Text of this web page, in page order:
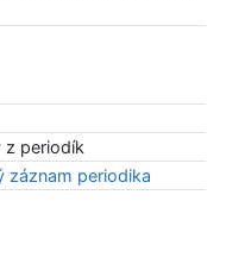
z periodík
záznam periodika